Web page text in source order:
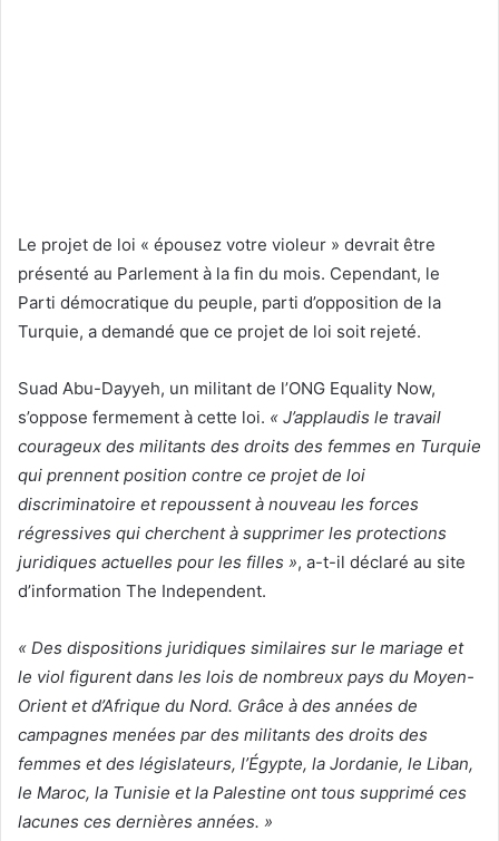
Le projet de loi « épousez votre violeur » devrait être
présenté au Parlement à la fin du mois. Cependant, le
Parti démocratique du peuple, parti d’opposition de la
Turquie, a demandé que ce projet de loi soit rejeté.
Suad Abu-Dayyeh, un militant de l’ONG Equality Now,
s’oppose fermement à cette loi. « J’applaudis le travail
courageux des militants des droits des femmes en Turquie
qui prennent position contre ce projet de loi
discriminatoire et repoussent à nouveau les forces
régressives qui cherchent à supprimer les protections
juridiques actuelles pour les filles », a-t-il déclaré au site
d’information The Independent.
« Des dispositions juridiques similaires sur le mariage et
le viol figurent dans les lois de nombreux pays du Moyen-
Orient et d’Afrique du Nord. Grâce à des années de
campagnes menées par des militants des droits des
femmes et des législateurs, l’Égypte, la Jordanie, le Liban,
le Maroc, la Tunisie et la Palestine ont tous supprimé ces
lacunes ces dernières années. »